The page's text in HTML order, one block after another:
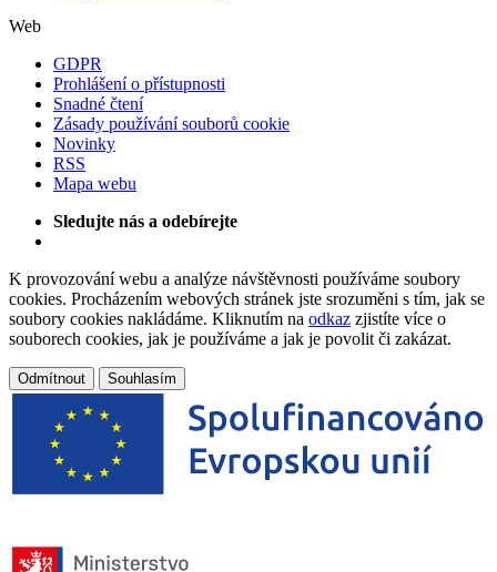
Web
GDPR
Prohlášení o přístupnosti
Snadné čtení
Zásady používání souborů cookie
Novinky
RSS
Mapa webu
Sledujte nás a odebírejte
K provozování webu a analýze návštěvnosti používáme soubory
cookies. Procházením webových stránek jste srozuměni s tím, jak se
soubory cookies nakládáme. Kliknutím na odkaz zjistíte více o
souborech cookies, jak je používáme a jak je povolit či zakázat.
Odmítnout Souhlasím